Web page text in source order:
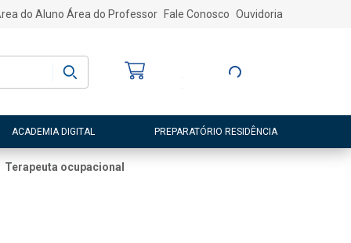
do Aluno Área do Professor Fale Conosco Ouvidoria
Entre ou Cadastre-
ACADEMIA DIGITAL PREPARATÓRIO RESIDÊNCIA
Terapeuta ocupacional